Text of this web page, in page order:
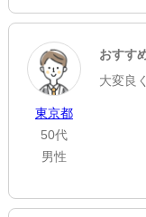
東京都
50代
男性
おすす
大変良